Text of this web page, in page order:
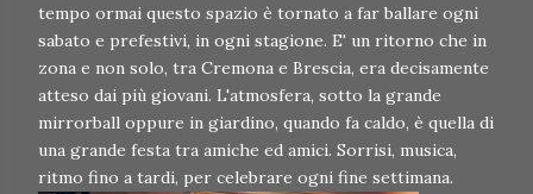
tempo ormai questo spazio è tornato a far ballare ogni
sabato e prefestivi, in ogni stagione. E' un ritorno che in
zona e non solo, tra Cremona e Brescia, era decisamente
atteso dai più giovani. L'atmosfera, sotto la grande
mirrorball oppure in giardino, quando fa caldo, è quella di
una grande festa tra amiche ed amici. Sorrisi, musica,
ritmo fino a tardi, per celebrare ogni fine settimana.